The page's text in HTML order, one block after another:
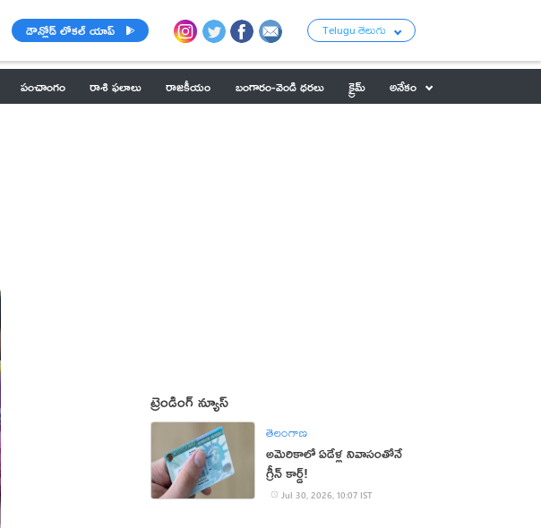
డౌన్లోడ్ లోకల్ యాప్ Telugu తెలుగు
పంచాంగం రాశి ఫలాలు రాజకీయం బంగారం-వెండి ధరలు క్రైమ్
అనేకం
ట్రెండింగ్ న్యూస్
తెలంగాణ
అమెరికాలో ఏడేళ్ల నివాసంతోనే
గ్రీన్ కార్డ్!
Jul 30, 2026, 10:07 IST